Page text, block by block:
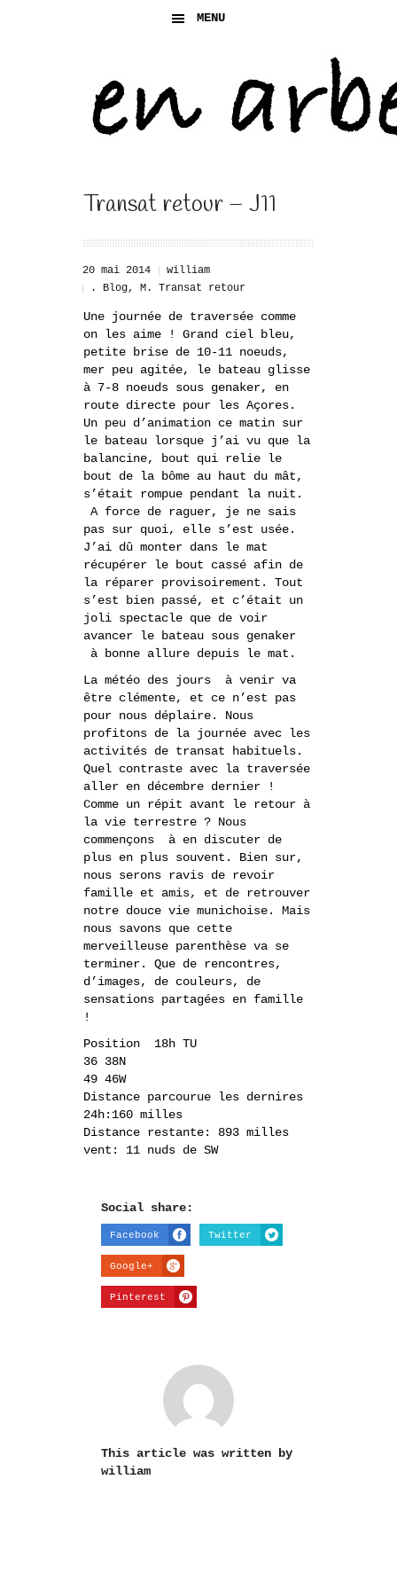
MENU
Transat retour – J11
20 mai 2014
william
. Blog, M. Transat retour
Une journée de traversée comme
on les aime ! Grand ciel bleu,
petite brise de 10-11 noeuds,
mer peu agitée, le bateau glisse
à 7-8 noeuds sous genaker, en
route directe pour les Açores.
Un peu d’animation ce matin sur
le bateau lorsque j’ai vu que la
balancine, bout qui relie le
bout de la bôme au haut du mât,
s’était rompue pendant la nuit.
A force de raguer, je ne sais
pas sur quoi, elle s’est usée.
J’ai dû monter dans le mat
récupérer le bout cassé afin de
la réparer provisoirement. Tout
s’est bien passé, et c’était un
joli spectacle que de voir
avancer le bateau sous genaker
à bonne allure depuis le mat.
La météo des jours à venir va
être clémente, et ce n’est pas
pour nous déplaire. Nous
profitons de la journée avec les
activités de transat habituels.
Quel contraste avec la traversée
aller en décembre dernier !
Comme un répit avant le retour à
la vie terrestre ? Nous
commençons à en discuter de
plus en plus souvent. Bien sur,
nous serons ravis de revoir
famille et amis, et de retrouver
notre douce vie munichoise. Mais
nous savons que cette
merveilleuse parenthèse va se
terminer. Que de rencontres,
d’images, de couleurs, de
sensations partagées en famille
!
Position 18h TU
36 38N
49 46W
Distance parcourue les dernires
24h:160 milles
Distance restante: 893 milles
vent: 11 nuds de SW
Social share:
Facebook Twitter
Google+
Pinterest
This article was written by
william